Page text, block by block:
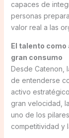
capaces de
personas
valor real a las
El talento
gran consumo
Desde Catenon,
de entenderse
activo
gran velocidad,
uno de los
competitividad y